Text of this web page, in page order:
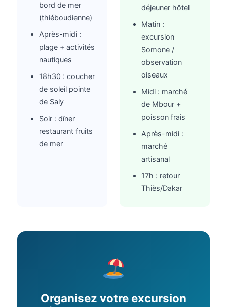
bord de mer
(thiéboudienne)
Après-midi :
plage + activités
nautiques
18h30 : coucher
de soleil pointe
de Saly
Soir : dîner
restaurant fruits
de mer
déjeuner hôtel
Matin :
excursion
Somone /
observation
oiseaux
Midi : marché
de Mbour +
poisson frais
Après-midi :
marché
artisanal
17h : retour
Thiès/Dakar
Organisez votre excursion